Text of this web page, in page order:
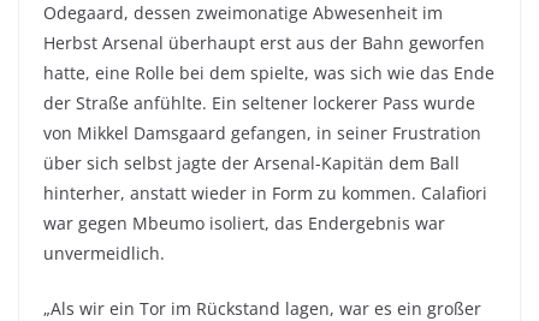
Odegaard, dessen zweimonatige Abwesenheit im
Herbst Arsenal überhaupt erst aus der Bahn geworfen
hatte, eine Rolle bei dem spielte, was sich wie das Ende
der Straße anfühlte. Ein seltener lockerer Pass wurde
von Mikkel Damsgaard gefangen, in seiner Frustration
über sich selbst jagte der Arsenal-Kapitän dem Ball
hinterher, anstatt wieder in Form zu kommen. Calafiori
war gegen Mbeumo isoliert, das Endergebnis war
unvermeidlich.
„Als wir ein Tor im Rückstand lagen, war es ein großer